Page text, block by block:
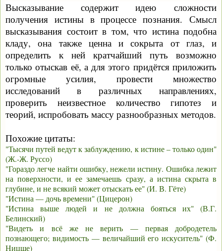
Высказывание содержит идею сложности
получения истины в процессе познания. Смысл
высказывания состоит в том, что истина подобна
кладу, она также ценна и сокрыта от глаз, и
определить к ней кратчайший путь возможно
только отыскав её, а для этого придётся приложить
огромные усилия, провести множество
исследований в различных направлениях,
проверить неизвестное количество гипотез и
теорий, испробовать массу разнообразных методов.
Похожие цитаты:
"Тысячи путей ведут к заблуждению, к истине – только один"
(Ж.-Ж. Руссо)
"Гораздо легче найти ошибку, нежели истину. Ошибка лежит
на поверхности, и ее замечаешь сразу, а истина скрыта в
глубине, и не всякий может отыскать ее" (И. В. Гёте)
"Истина — дочь времени" (Цицерон)
"Истина выше людей и не должна бояться их" (В.Г.
Белинский)
"Видеть и всё же не верить — первая добродетель
познающего; видимость — величайший его искуситель" (Ф.
Ницше)